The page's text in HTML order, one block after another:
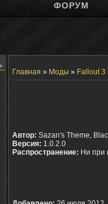
ФОРУМ
Главная » Моды » Fallout 3
Автор: Sazan's Theme,
Версия: 1.0.2.0
Распространение: Ни при